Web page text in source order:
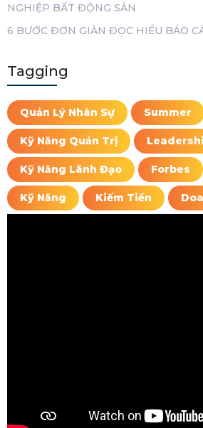
NGHIỆP BẤT ĐỘNG SẢN
6 BƯỚC ĐƠN GIẢN ĐỌC HIỂU BÁO
Tagging
Quản Lý Nhân Sự Summer
Kỹ Năng Quản Trị
Kỹ Năng Lãnh Đạo Forbes
Kỹ Năng Kiếm Tiền